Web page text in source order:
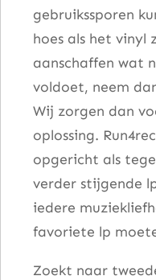
gebruikssporen
hoes als het vinyl
aanschaffen wat
voldoet, neem
Wij zorgen dan
oplossing.
opgericht als
verder stijgende
iedere
favoriete lp
Zoekt naar